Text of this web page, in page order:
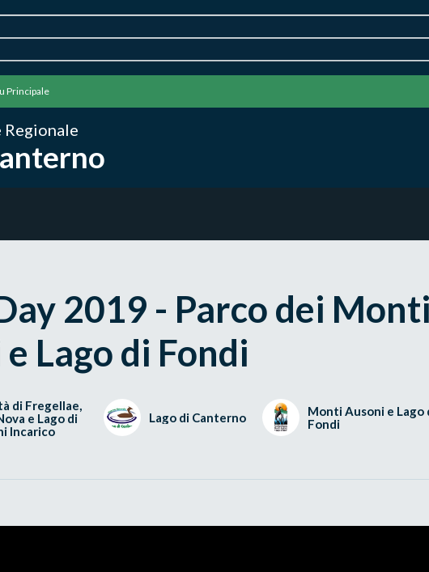
Principale
Regionale
2019 - Parco dei Monti
Lago di Fondi
di Fregellae,
e Lago di
Incarico
Lago di Canterno
Monti Ausoni e Lago
Fondi